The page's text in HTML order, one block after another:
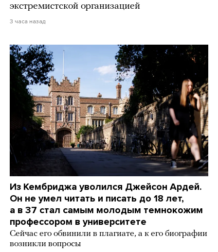
экстремистской организацией
3 часа назад
Из Кембриджа уволился Джейсон Ардей.
Он не умел читать и писать до 18 лет,
а в 37 стал самым молодым темнокожим
профессором в университете
Сейчас его обвинили в плагиате, а к его биографии
возникли вопросы